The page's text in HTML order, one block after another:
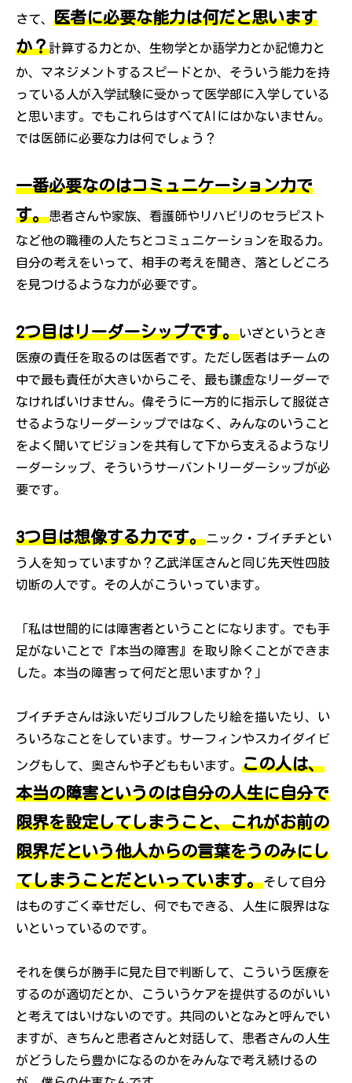
さて、 医者に必要な能力は何だと思います
か？計算する力とか、生物学とか語学力とか記憶力と
か、マネジメントするスピードとか、そういう能力を持
っている人が入学試験に受かって医学部に入学している
と思います。でもこれらはすべてAIにはかないません。
では医師に必要な力は何でしょう？
一番必要なのはコミュニケーション力で
す。患者さんや家族、看護師やリハビリのセラピスト
など他の職種の人たちとコミュニケーションを取る力。
自分の考えをいって、相手の考えを聞き、落としどころ
を見つけるような力が必要です。
2つ目はリーダーシップです。いざというとき
医療の責任を取るのは医者です。ただし医者はチームの
中で最も責任が大きいからこそ、最も謙虚なリーダーで
なければいけません。偉そうに一方的に指示して服従さ
せるようなリーダーシップではなく、みんなのいうこと
をよく聞いてビジョンを共有して下から支えるようなリ
ーダーシップ、そういうサーバントリーダーシップが必
要です。
3つ目は想像する力です。ニック・ブイチチとい
う人を知っていますか？乙武洋匡さんと同じ先天性四肢
切断の人です。その人がこういっています。
「私は世間的には障害者ということになります。でも手
足がないことで『本当の障害』を取り除くことができま
した。本当の障害って何だと思いますか？」
ブイチチさんは泳いだりゴルフしたり絵を描いたり、い
ろいろなことをしています。サーフィンやスカイダイビ
ングもして、奥さんや子どももいます。 この人は、
本当の障害というのは自分の人生に自分で
限界を設定してしまうこと、これがお前の
限界だという他人からの言葉をうのみにし
てしまうことだといっています。そして自分
はものすごく幸せだし、何でもできる、人生に限界はな
いといっているのです。
それを僕らが勝手に見た目で判断して、こういう医療を
するのが適切だとか、こういうケアを提供するのがいい
と考えてはいけないのです。共同のいとなみと呼んでい
ますが、きちんと患者さんと対話して、患者さんの人生
がどうしたら豊かになるのかをみんなで考え続けるの